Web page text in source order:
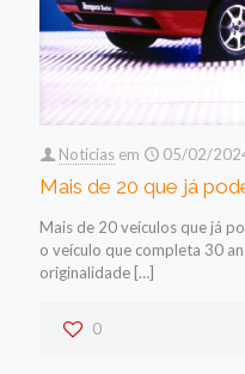
Noticias em 05/02/
Mais de 20 que já
Mais de 20 veículos que já
o veículo que completa 30
originalidade […]
0